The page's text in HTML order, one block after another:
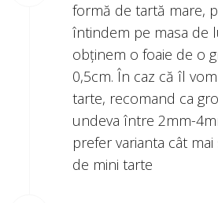
formă de tartă mare,
întindem pe masa de
obținem o foaie de o
0,5cm. În caz că îl
tarte, recomand ca
undeva între 2mm-
prefer varianta cât
de mini tarte